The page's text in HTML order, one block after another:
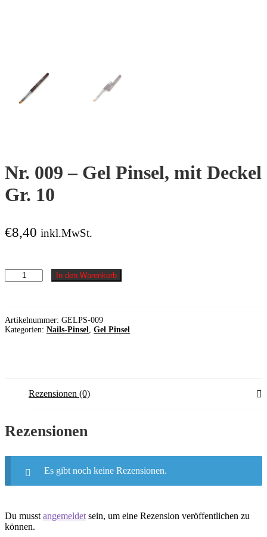
Nr. 009 – Gel Pinsel, mit Deckel
Gr. 10
€8,40 inkl.MwSt.
009
Pinsel,
mit
In den Warenkorb
Artikelnummer: GELPS-009
Kategorien: Nails-Pinsel Gel Pinsel
Rezensionen (0)
Rezensionen
Es gibt noch keine Rezensionen.
Du musst angemeldet sein, um eine Rezension veröffentlichen zu
können.